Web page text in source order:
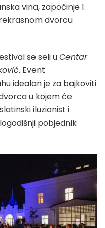
vina, započinje 1.
dvorcu
se seli uCentar
. Event
idealan je za bajkoviti
u kojem će
iluzionist i
pobjednik